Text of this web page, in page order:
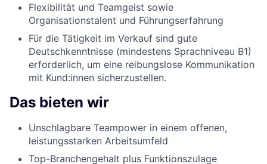
Flexibilität und Teamgeist sowie
Organisationstalent und Führungserfahrung
Für die Tätigkeit im Verkauf sind gute
Deutschkenntnisse (mindestens Sprachniveau B1)
erforderlich, um eine reibungslose Kommunikation
mit Kund:innen sicherzustellen.
Das bieten wir
Unschlagbare Teampower in einem offenen,
leistungsstarken Arbeitsumfeld
Top-Branchengehalt plus Funktionszulage